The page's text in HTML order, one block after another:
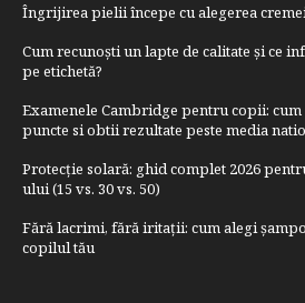
Îngrijirea pielii începe cu alegerea
Cum recunoști un lapte de calitate și ce
pe etichetă?
Examenele Cambridge pentru copii:
puncte si obtii rezultate peste media
Protecție solară: ghid complet 2026
ului (15 vs. 30 vs. 50)
Fără lacrimi, fără iritații: cum alegi
copilul tău